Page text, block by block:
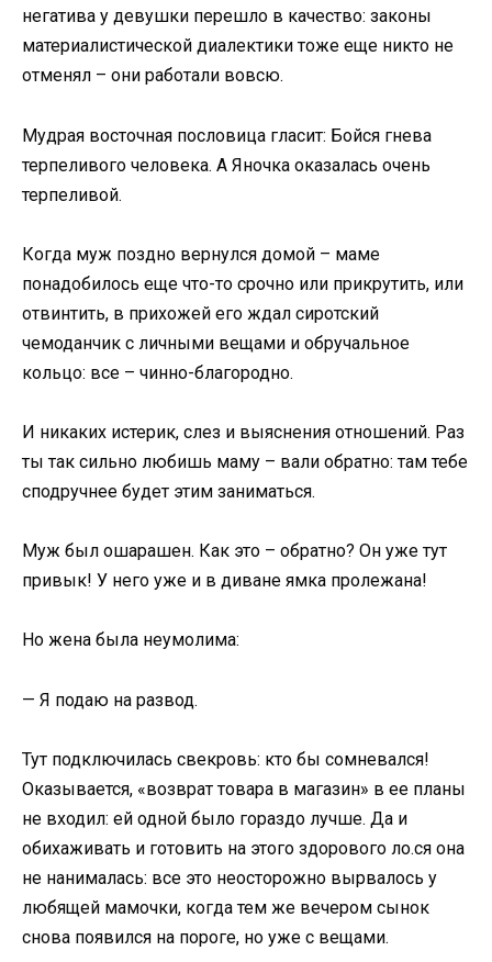
негатива у девушки перешло в качество: законы
материалистической диалектики тоже еще никто не
отменял – они работали вовсю.
Мудрая восточная пословица гласит: Бойся гнева
терпеливого человека. А Яночка оказалась очень
терпеливой.
Когда муж поздно вернулся домой – маме
понадобилось еще что-то срочно или прикрутить, или
отвинтить, в прихожей его ждал сиротский
чемоданчик с личными вещами и обручальное
кольцо: все – чинно-благородно.
И никаких истерик, слез и выяснения отношений. Раз
ты так сильно любишь маму – вали обратно: там тебе
сподручнее будет этим заниматься.
Муж был ошарашен. Как это – обратно? Он уже тут
привык! У него уже и в диване ямка пролежана!
Но жена была неумолима:
— Я подаю на развод.
Тут подключилась свекровь: кто бы сомневался!
Оказывается, «возврат товара в магазин» в ее планы
не входил: ей одной было гораздо лучше. Да и
обихаживать и готовить на этого здорового ло.ся она
не нанималась: все это неосторожно вырвалось у
любящей мамочки, когда тем же вечером сынок
снова появился на пороге, но уже с вещами.